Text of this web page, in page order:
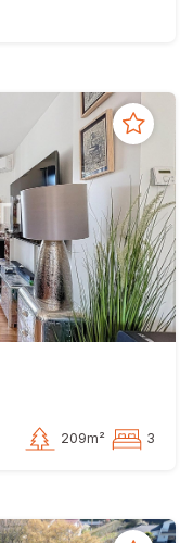
209m² 3